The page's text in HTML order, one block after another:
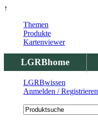
↑
LGRBhome
Themen
Produkte
Kartenviewer
LGRBwissen
Anmelden / Registrieren